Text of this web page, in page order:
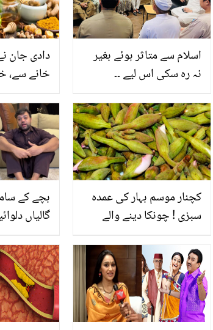
دادی جان
خانے سے،
حل کرنے
ٹپس
اسلام سے متاثر ہوئے بغیر
نہ رہ سکی اس لیے ۔۔
قبول کرلیا، اپنا اسلامی نام
کیا رکھا؟
بچے کے
گالیاں
ناک دنوں
ہوئے
کچنار موسم بہار کی عمدہ
سبزی ! چونکا دینے والے